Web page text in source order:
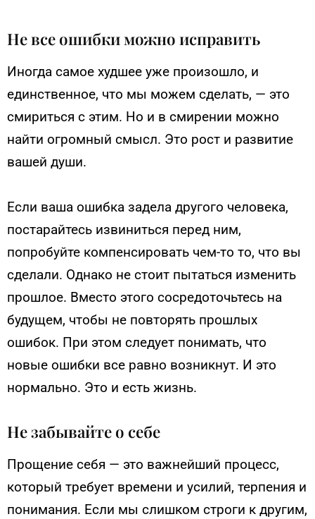
Не все ошибки можно исправить
Иногда самое худшее уже произошло, и
единственное, что мы можем сделать, — это
смириться с этим. Но и в смирении можно
найти огромный смысл. Это рост и развитие
вашей души.
Если ваша ошибка задела другого человека,
постарайтесь извиниться перед ним,
попробуйте компенсировать чем-то то, что вы
сделали. Однако не стоит пытаться изменить
прошлое. Вместо этого сосредоточьтесь на
будущем, чтобы не повторять прошлых
ошибок. При этом следует понимать, что
новые ошибки все равно возникнут. И это
нормально. Это и есть жизнь.
Не забывайте о себе
Прощение себя — это важнейший процесс,
который требует времени и усилий, терпения и
понимания. Если мы слишком строги к другим,